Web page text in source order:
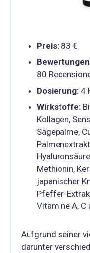
Preis: 83 €
80
Dosierung: 4
Wirkstoffe:
Kollagen,
Sägepalme,
Methionin,
japanischer
Pfeffer-
Vitamine A, C
Aufgrund seiner
darunter